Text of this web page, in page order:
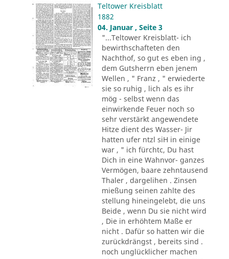
Teltower Kreisblatt
1882
04. Januar , Seite 3
"...Teltower Kreisblatt- ich
bewirthschafteten den
Nachthof, so gut es eben ing ,
dem Gutsherrn eben jenem
Wellen , " Franz , " erwiederte
sie so ruhig , lich als es ihr
mög - selbst wenn das
einwirkende Feuer noch so
sehr verstärkt angewendete
Hitze dient des Wasser- Jir
hatten ufer ntzl siH in einige
war , " ich fürchtc, Du hast
Dich in eine Wahnvor- ganzes
Vermögen, baare zehntausend
Thaler , dargelihen . Zinsen
mießung seinen zahlte des
stellung hineingelebt, die uns
Beide , wenn Du sie nicht wird
, Die in erhöhtem Maße er
nicht . Dafür so hatten wir die
zurückdrängst , bereits sind .
noch unglücklicher machen